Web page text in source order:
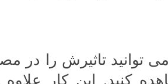
می توانید تاثیرش را در
کنید. این کار